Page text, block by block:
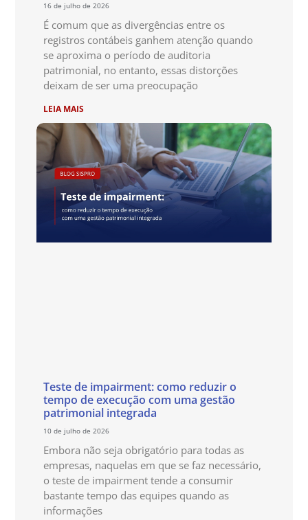
16 de julho de 2026
É comum que as divergências entre os
registros contábeis ganhem atenção quando
se aproxima o período de auditoria
patrimonial, no entanto, essas distorções
deixam de ser uma preocupação
LEIA MAIS
Teste de impairment: como reduzir o
tempo de execução com uma gestão
patrimonial integrada
10 de julho de 2026
Embora não seja obrigatório para todas as
empresas, naquelas em que se faz necessário,
o teste de impairment tende a consumir
bastante tempo das equipes quando as
informações